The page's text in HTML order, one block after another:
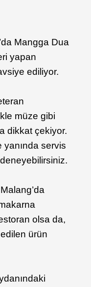
Mangga Dua
yapan
ediliyor.
müze gibi
dikkat çekiyor.
yanında servis
olsa da,
ürün